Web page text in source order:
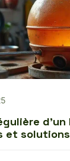
et solutions